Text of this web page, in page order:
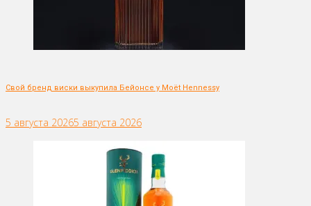
Свой бренд виски выкупила Бейонсе у Moët Hennessy
5 августа 20265 августа 2026